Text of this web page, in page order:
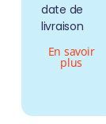
date de
livraison
En savoir
plus